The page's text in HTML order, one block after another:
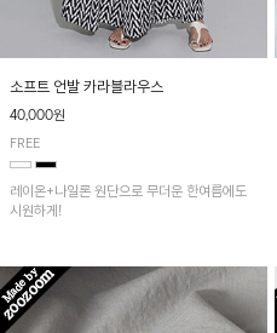
소프트 언발 카라블라우스
40,000원
FREE
레이온+나일론 원단으로 무더운 한여름에도
시원하게!